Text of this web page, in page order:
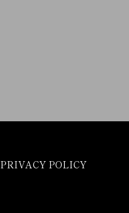
PRIVACY POLICY